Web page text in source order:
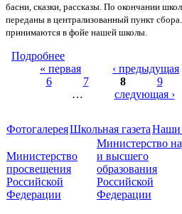
басни, сказки, рассказы. По окончании
переданы в централизованный пункт сбора.
принимаются в фойе нашей школы.
Подробнее
Страницы
« первая ‹ предыдущая
6
7 8 9
…
следующая ›
ФотогалереяШкольная газетаНаши
Министерство
просвещения
Российской
Федерации
Министерство
и высшего
образования
Российской
Федерации